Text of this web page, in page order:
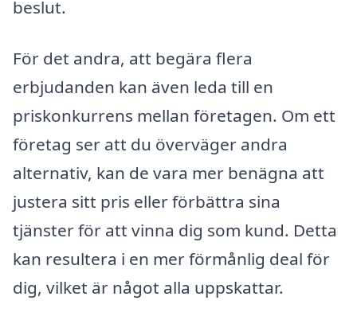
beslut.
För det andra, att begära flera
erbjudanden kan även leda till en
priskonkurrens mellan företagen. Om ett
företag ser att du överväger andra
alternativ, kan de vara mer benägna att
justera sitt pris eller förbättra sina
tjänster för att vinna dig som kund. Detta
kan resultera i en mer förmånlig deal för
dig, vilket är något alla uppskattar.